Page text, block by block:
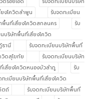
งโควิดลำพูน
รับจดทะเบียน
พื้นที่เสี่ยงโควิดสกลนคร
รับ
นบริษัทพื้นที่เสี่ยงโควิด
ธานี
รับจดทะเบียนบริษัทพื้นที่
วิดสุโขทัย
รับจดทะเบียนบริษัท
เสี่ยงโควิดหนองบัวลำภู
รับ
ทะเบียนบริษัทพื้นที่เสี่ยงโควิด
ตถ์
รับจดทะเบียนบริษัทพื้นที่